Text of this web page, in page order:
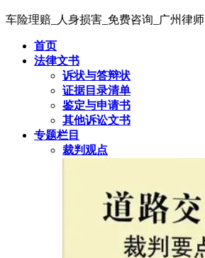
车险理赔_人身损害_免费咨询_广州律师
首页
法律文书
诉状与答辩状
证据目录清单
鉴定与申请书
其他诉讼文书
专题栏目
裁判观点